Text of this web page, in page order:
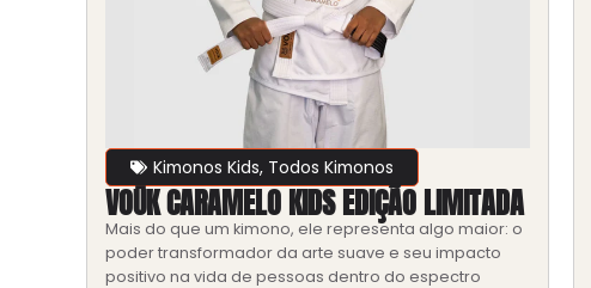
Kimonos Kids, Todos Kimonos
VOŪK CARAMELO KIDS EDIÇÃO LIMITADA
Mais do que um kimono, ele representa algo maior: o
poder transformador da arte suave e seu impacto
positivo na vida de pessoas dentro do espectro